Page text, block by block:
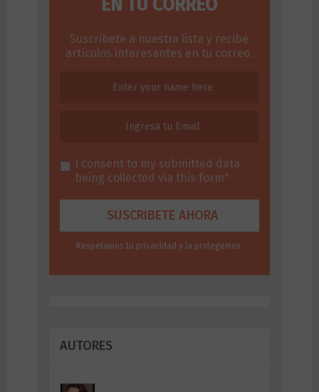
EN TU CORREO
Suscribete a nuestra lista y recibe
artículos interesantes en tu correo.
I consent to my submitted data
being collected via this form*
Respetamos tu privacidad y la protegemos.
AUTORES